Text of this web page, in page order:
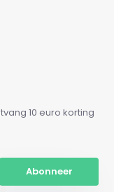
10 euro korting
Abonneer